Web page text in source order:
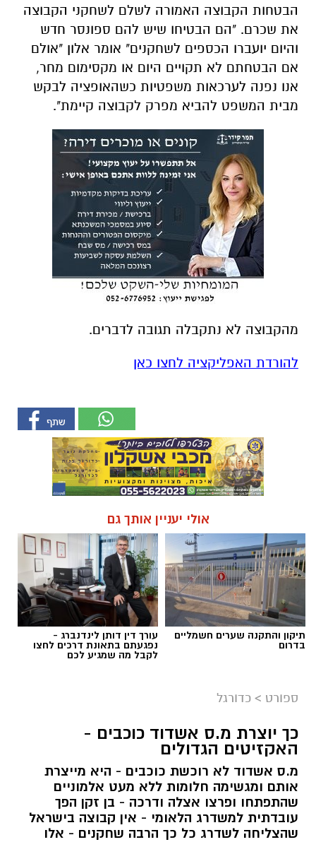
הבטחות הקבוצה האמורה לשלם לשחקני הקבוצה
את שכרם. "הם הבטיחו שיש להם ספונסר חדש
והיום יועברו הכספים לשחקנים" אומר אלון "אולם
אם הבטחתם לא תקויים היום או מקסימום מחר,
אנו נפנה לערכאות משפטיות כשהאופציה לבקש
מבית המשפט להביא מפרק לקבוצה קיימת".
מהקבוצה לא נתקבלה תגובה לדברים.
להורדת האפליקציה לחצו כאן
אולי יעניין אותך גם
תיקון והתקנה שערים חשמליים
בדרום
עורך דין דותן לינדנברג -
נפגעתם בתאונת דרכים לחצו
לקבל מה שמגיע לכם
ספורט > כדורגל
כך יוצרת מ.ס אשדוד כוכבים -
האקזיטים הגדולים
מ.ס אשדוד לא רוכשת כוכבים - היא מייצרת
אותם ומגשימה חלומות ללא מעט אלמוניים
שהתפתחו ופרצו אצלה ודרכה - בן זקן הפך
עובדתית למשדרג הלאומי - אין קבוצה בישראל
שהצליחה לשדרג כל כך הרבה שחקנים - אלו